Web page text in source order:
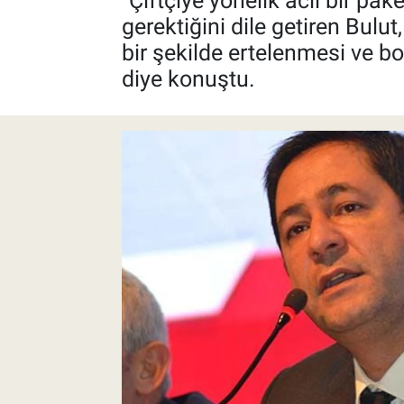
gerektiğini dile getiren
bir şekilde ertelenmesi ve
diye konuştu.
Pankobirlik
Et fiyatları
Üretici Birlikleri
Şeker ve Şekerli Mamüller
Tahıllar ve Baklagiller